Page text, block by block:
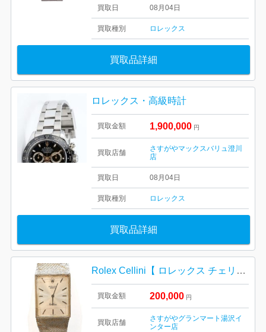
買取日 08月04日
買取種別 ロレックス
買取品詳細
ロレックス・高級時計
買取金額 1,900,000 円
買取店舗
さすがやマックスバリュ澄川
店
買取日 08月04日
買取種別 ロレックス
買取品詳細
Rolex Cellini【 ロレックス チェリーニ 】
買取金額 200,000 円
買取店舗
さすがやグランマート湯沢イ
ンター店